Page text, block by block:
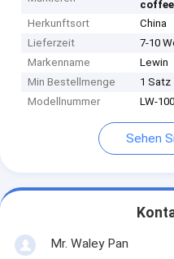
Herkunftsort
China
Lieferzeit
7-10
Markenname
Lewin
Min Bestellmenge
1 Satz
Modellnummer
LW-
Sehen
Mr. Waley Pan